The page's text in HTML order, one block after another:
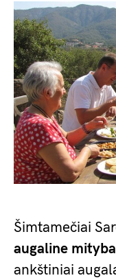
Šimtamečiai
augaline
ankštiniai